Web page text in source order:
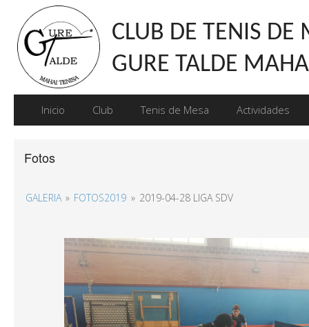
CLUB DE TENIS DE
GURE TALDE
Inicio Club Tenis de Mesa Actividades
Fotos
GALERIA » FOTOS2019 » 2019-04-28 LIGA SDV